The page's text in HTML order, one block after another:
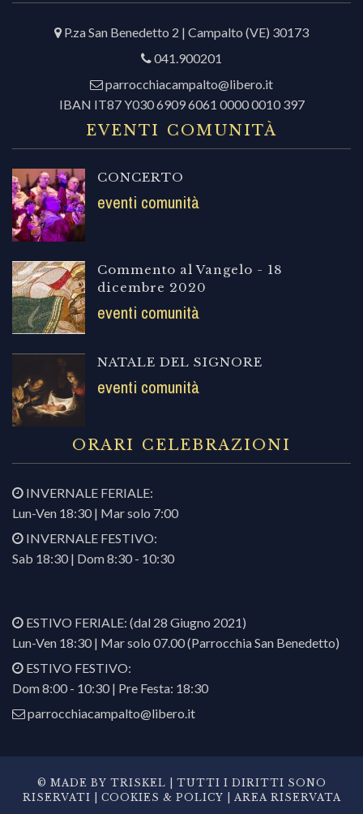
P.za San Benedetto 2 | Campalto (VE) 30173
041.900201
parrocchiacampalto@libero.it
IBAN IT87 Y030 6909 6061 0000 0010 397
EVENTI COMUNITÀ
CONCERTO
eventi comunità
Commento al Vangelo - 18
dicembre 2020
eventi comunità
NATALE DEL SIGNORE
eventi comunità
ORARI CELEBRAZIONI
INVERNALE FERIALE:
Lun-Ven 18:30 | Mar solo 7:00
INVERNALE FESTIVO:
Sab 18:30 | Dom 8:30 - 10:30
ESTIVO FERIALE: (dal 28 Giugno 2021)
Lun-Ven 18:30 | Mar solo 07.00 (Parrocchia San Benedetto)
ESTIVO FESTIVO:
Dom 8:00 - 10:30 | Pre Festa: 18:30
parrocchiacampalto@libero.it
© MADE BY TRISKEL | TUTTI I DIRITTI SONO
RISERVATI |
COOKIES & POLICY AREA RISERVATA